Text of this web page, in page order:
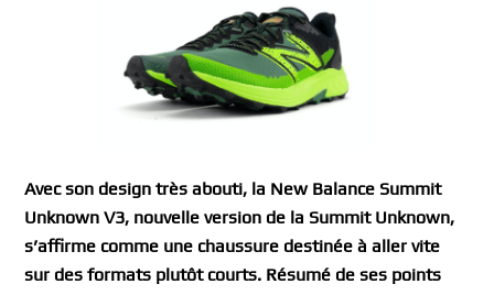
Avec son design très abouti, la New Balance Summit
Unknown V3, nouvelle version de la Summit Unknown,
s’affirme comme une chaussure destinée à aller vite
sur des formats plutôt courts. Résumé de ses points